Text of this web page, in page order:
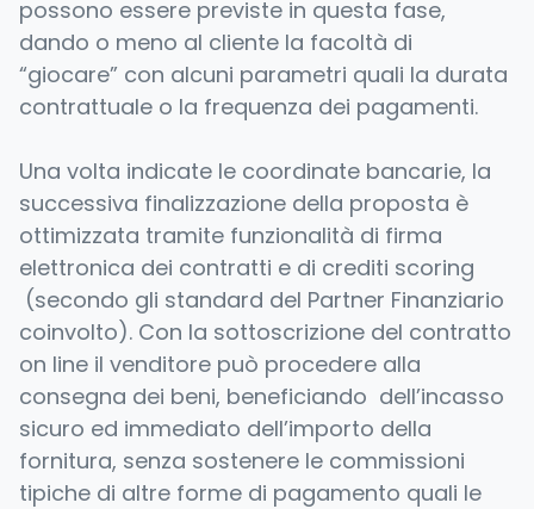
possono essere previste in questa fase,
dando o meno al cliente la facoltà di
“giocare” con alcuni parametri quali la durata
contrattuale o la frequenza dei pagamenti.
Una volta indicate le coordinate bancarie, la
successiva finalizzazione della proposta è
ottimizzata tramite funzionalità di firma
elettronica dei contratti e di crediti scoring
(secondo gli standard del Partner Finanziario
coinvolto). Con la sottoscrizione del contratto
on line il venditore può procedere alla
consegna dei beni, beneficiando dell’incasso
sicuro ed immediato dell’importo della
fornitura, senza sostenere le commissioni
tipiche di altre forme di pagamento quali le